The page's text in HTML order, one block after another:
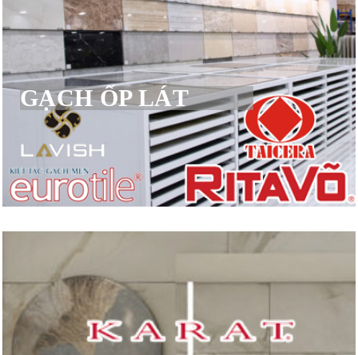
GẠCH ỐP LÁT